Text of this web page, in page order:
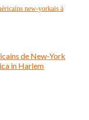
de New-York
in Harlem